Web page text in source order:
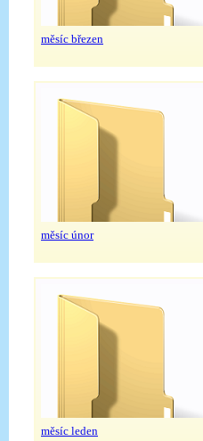
měsíc březen
měsíc únor
měsíc leden